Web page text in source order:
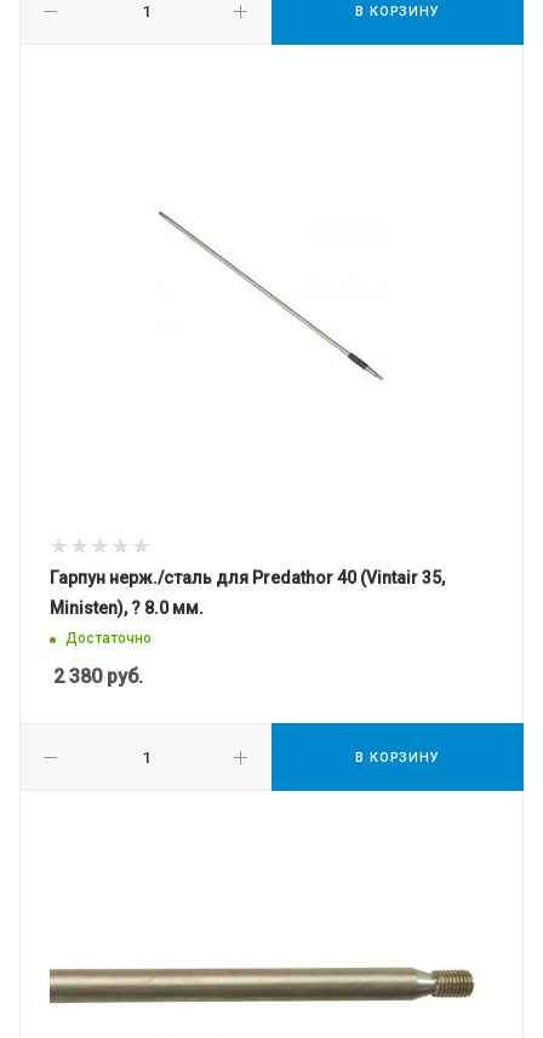
В КОРЗИНУ
Гарпун нерж./сталь для Predathor 40 (Vintair 35,
Ministen), ? 8.0 мм.
Достаточно
2 380руб.
В КОРЗИНУ